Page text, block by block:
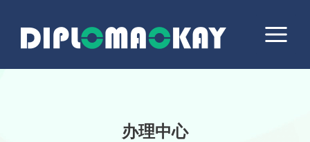
Menu
办理中心